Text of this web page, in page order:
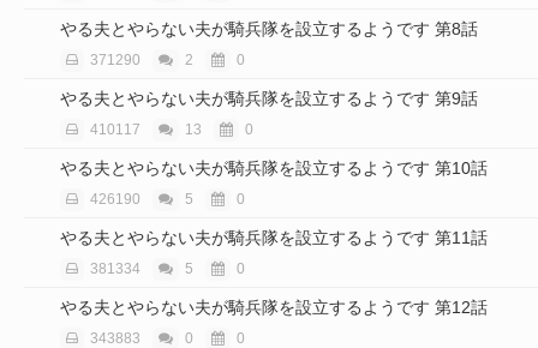
やる夫とやらない夫が騎兵隊を設立するようです 第8話
371290 2 0
やる夫とやらない夫が騎兵隊を設立するようです 第9話
410117 13 0
やる夫とやらない夫が騎兵隊を設立するようです 第10話
426190 5 0
やる夫とやらない夫が騎兵隊を設立するようです 第11話
381334 5 0
やる夫とやらない夫が騎兵隊を設立するようです 第12話
343883 0 0